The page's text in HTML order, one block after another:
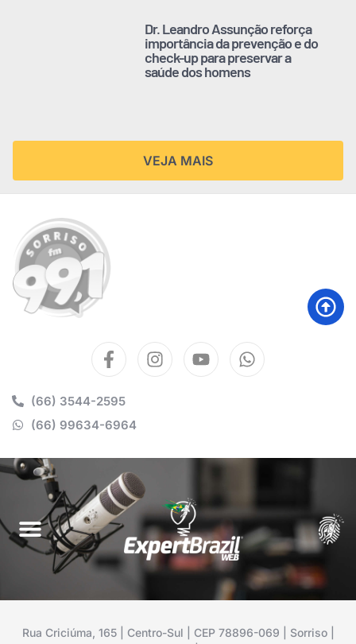
Dr. Leandro Assunção reforça
importância da prevenção e do
check-up para preservar a
saúde dos homens
VEJA MAIS
(66) 3544-2595
(66) 99634-6964
Rua Criciúma, 165 | Centro-Sul | CEP 78896-069 | Sorriso |